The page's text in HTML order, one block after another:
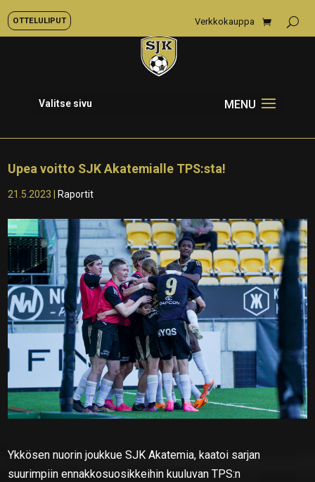
OTTELULIPUT Verkkokauppa
Valitse sivu
Upea voitto SJK Akatemialle TPS:sta!
21.5.2023 Raportit
Ykkösen nuorin joukkue SJK Akatemia, kaatoi sarjan
suurimpiin ennakkosuosikkeihin kuuluvan TPS:n